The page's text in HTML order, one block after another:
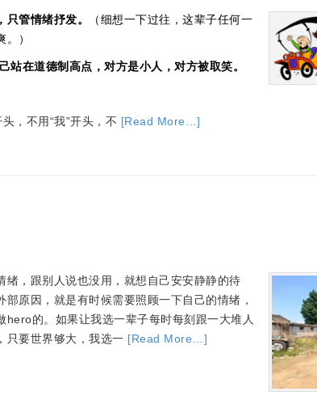
管情绪抒发。
（细想一下过往，这辈子任何一
）
站在道德制高点，对方是小人，对方被取笑。
，不用“我”开头，不 [Read More…]
，跟别人说也没用，就想自己安安静静的待
原因，就是有时候需要照顾一下自己的情绪，
的。如果让我选一辈子每时每刻跟一大堆人
只要世界够大，我选一 [Read More…]